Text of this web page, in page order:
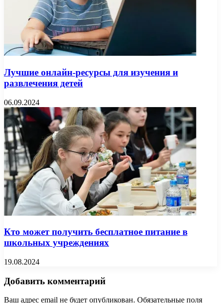
Лучшие онлайн-ресурсы для изучения и
развлечения детей
06.09.2024
Кто может получить бесплатное питание в
школьных учреждениях
19.08.2024
Добавить комментарий
Ваш адрес email не будет опубликован. Обязательные поля